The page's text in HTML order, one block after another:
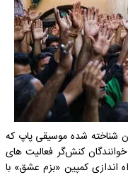
شناخته شده موسیقی پاپ که
کنش‌گر فعالیت های
اندازی کمپین «بزم عشق» با